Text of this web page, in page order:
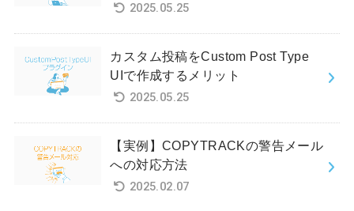
2025.05.25
カスタム投稿をCustom Post Type
UIで作成するメリット
2025.05.25
【実例】COPYTRACKの警告メール
への対応方法
2025.02.07